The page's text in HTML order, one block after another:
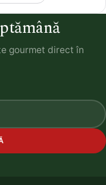
gourmet direct în